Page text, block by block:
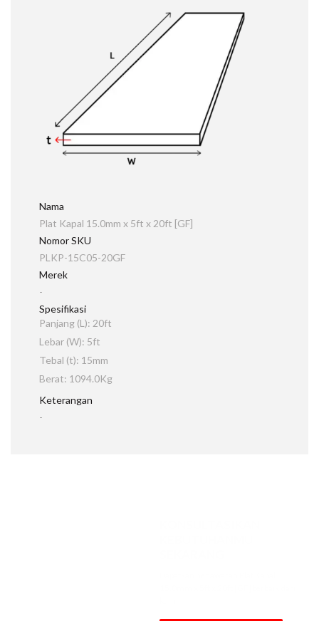
Nama
Plat Kapal 15.0mm x 5ft x 20ft [GF]
Nomor SKU
PLKP-15C05-20GF
Merek
-
Spesifikasi
Panjang (L): 20ft
Lebar (W): 5ft
Tebal (t): 15mm
Berat: 1094.0Kg
Keterangan
-